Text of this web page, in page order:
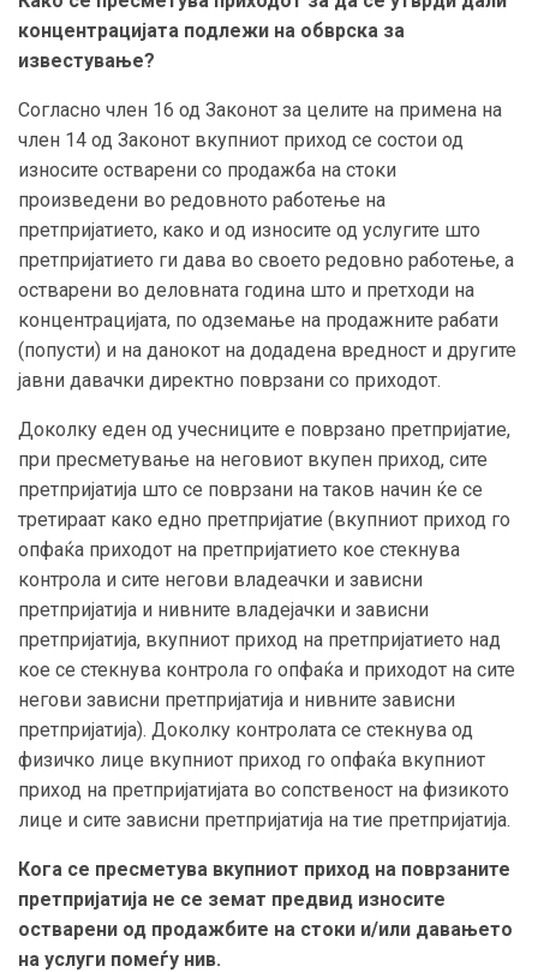
концентрацијата подлежи на обврска за
известување?
Согласно член 16 од Законот за целите на примена на
член 14 од Законот вкупниот приход се состои од
износите остварени со продажба на стоки
произведени во редовното работење на
претпријатието, како и од износите од услугите што
претпријатието ги дава во своето редовно работење, а
остварени во деловната година што и претходи на
концентрацијата, по одземање на продажните рабати
(попусти) и на данокот на додадена вредност и другите
јавни давачки директно поврзани со приходот.
Доколку еден од учесниците е поврзано претпријатие,
при пресметување на неговиот вкупен приход, сите
претпријатија што се поврзани на таков начин ќе се
третираат како едно претпријатие (вкупниот приход го
опфаќа приходот на претпријатието кое стекнува
контрола и сите негови владеачки и зависни
претпријатија и нивните владејачки и зависни
претпријатија, вкупниот приход на претпријатието над
кое се стекнува контрола го опфаќа и приходот на сите
негови зависни претпријатија и нивните зависни
претпријатија). Доколку контролата се стекнува од
физичко лице вкупниот приход го опфаќа вкупниот
приход на претпријатијата во сопственост на физикото
лице и сите зависни претпријатија на тие претпријатија.
Кога се пресметува вкупниот приход на поврзаните
претпријатија не се земат предвид износите
остварени од продажбите на стоки и/или давањето
на услуги помеѓу нив.